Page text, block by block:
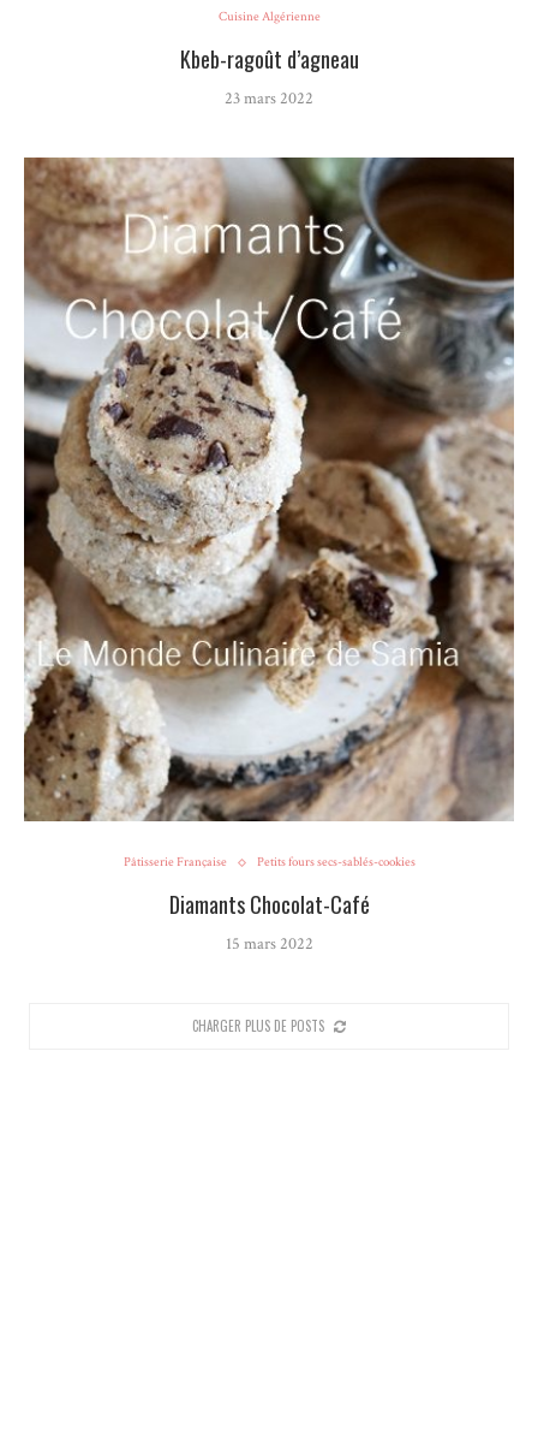
Cuisine Algérienne
Kbeb-ragoût d’agneau
23 mars 2022
Pâtisserie Française Petits fours secs-sablés-cookies
Diamants Chocolat-Café
15 mars 2022
CHARGER PLUS DE POSTS